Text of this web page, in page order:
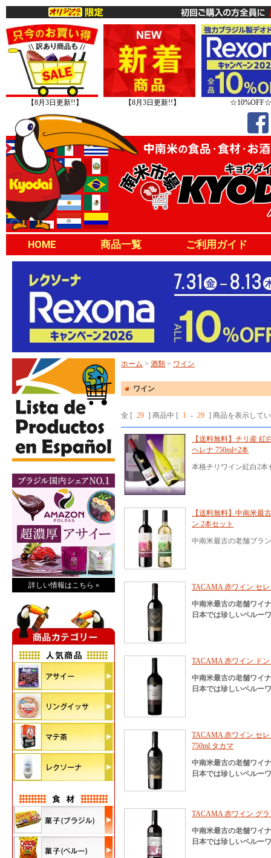
【8月3日更新!!】 【8月3日更新!!】 ☆10%OFF☆
HOME 商品一覧 ご利用ガイド
詳しい情報はこちら »
ホーム > 酒類 > ワイン
ワイン
全 [ 29 ] 商品中 [ 1 - 29 ] 商品を表示して
【送料無料】チリ産
ヘレナ 750ml×2本
本格チリワイン紅白2
【送料無料】中南米最
ン 2本セット
中南米最古の老舗ブラ
TACAMA 赤ワイン セ
中南米最古の老舗ワイ
日本では珍しいペルー
TACAMA 赤ワイン ド
中南米最古の老舗ワイ
日本では珍しいペルー
TACAMA 赤ワイン セ
750ml タカマ
中南米最古の老舗ワイ
日本では珍しいペルー
TACAMA 赤ワイン グ
中南米最古の老舗ワイ
日本では珍しいペルー